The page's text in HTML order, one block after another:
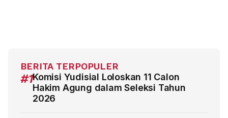
BERITA TERPOPULER
#1Komisi Yudisial Loloskan 11 Calon
Hakim Agung dalam Seleksi Tahun
2026